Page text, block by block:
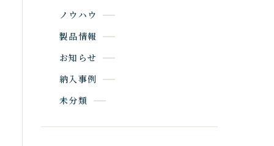
ノウハウ
製品情報
お知らせ
納入事例
未分類